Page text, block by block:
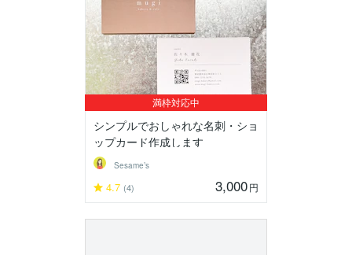
満枠対応中
シンプルでおしゃれな名刺・ショ
ップカード作成します
Sesame’s
4.7 (4) 3,000円